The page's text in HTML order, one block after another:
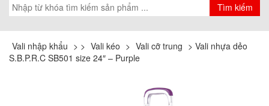
Vali nhập khẩu > > Vali kéo > Vali cỡ trung > Vali nhựa dẻo
S.B.P.R.C SB501 size 24″ – Purple